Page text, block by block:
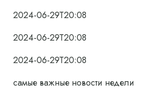
2024-06-29T20:08
2024-06-29T20:08
2024-06-29T20:08
самые важные новости недели